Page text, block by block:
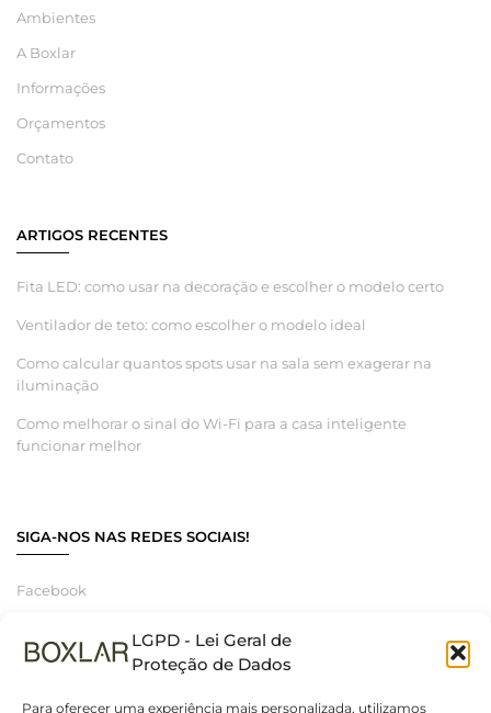
LGPD - Lei Geral de
Proteção de Dados
Para oferecer uma experiência mais personalizada, utilizamos
Ambientes
A Boxlar
Informações
Orçamentos
Contato
ARTIGOS RECENTES
Fita LED: como usar na decoração e escolher o modelo certo
Ventilador de teto: como escolher o modelo ideal
Como calcular quantos spots usar na sala sem exagerar na
iluminação
Como melhorar o sinal do Wi-Fi para a casa inteligente
funcionar melhor
SIGA-NOS NAS REDES SOCIAIS!
Facebook
Linkedin